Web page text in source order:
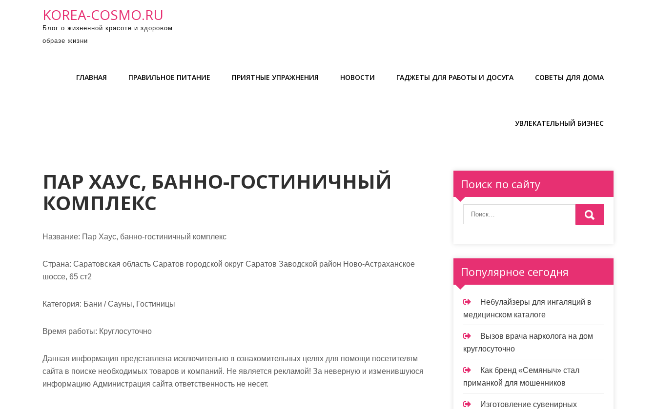
KOREA-COSMO.RU
Блог о жизненной красоте и здоровом
образе жизни
ГЛАВНАЯ ПРАВИЛЬНОЕ ПИТАНИЕ ПРИЯТНЫЕ УПРАЖНЕНИЯ НОВОСТИ ГАДЖЕТЫ ДЛЯ РАБОТЫ И ДОСУГА СОВЕТЫ ДЛЯ ДОМА
УВЛЕКАТЕЛЬНЫЙ БИЗНЕС
ПАР ХАУС, БАННО-ГОСТИНИЧНЫЙ
КОМПЛЕКС
Название: Пар Хаус, банно-гостиничный комплекс
Страна: Саратовская область Саратов городской округ Саратов Заводской район Ново-Астраханское
шоссе, 65 ст2
Категория: Бани / Сауны, Гостиницы
Время работы: Круглосуточно
Данная информация представлена исключительно в ознакомительных целях для помощи посетителям
сайта в поиске необходимых товаров и компаний. Не является рекламой! За неверную и изменившуюся
информацию Администрация сайта ответственность не несет.
Поиск по сайту
Популярное сегодня
Небулайзеры для ингаляций в
медицинском каталоге
Вызов врача нарколога на дом
круглосуточно
Как бренд «Семяныч» стал
приманкой для мошенников
Изготовление сувенирных